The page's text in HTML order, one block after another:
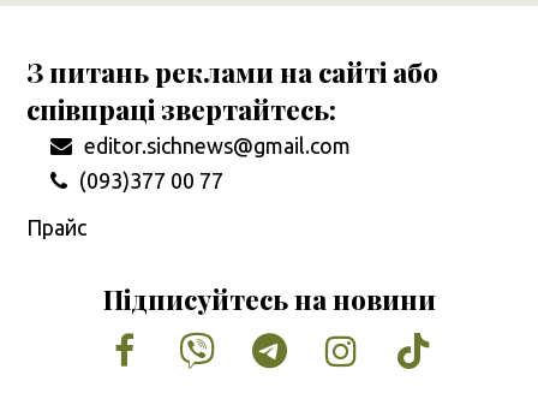
З питань реклами на сайті або
співпраці звертайтесь:
editor.sichnews@gmail.com
(093)377 00 77
Прайс
Підписуйтесь на новини
Facebook
VimeoTumblrInstagram
Tiktok